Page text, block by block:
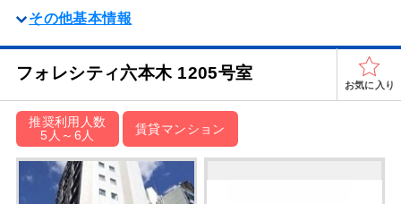
その他基本情報
フォレシティ六本木 1205号室
お気に入り
推奨利用人数
5人～6人
賃貸マンション